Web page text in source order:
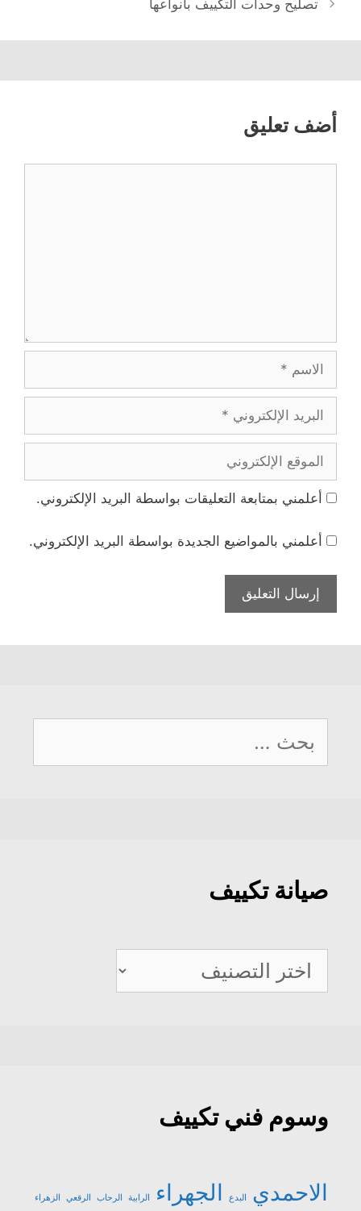
تصليح وحدات التكييف بأنواعها
أضف تعليق
الإلكتروني
الإلكتروني
أعلمني بمتابعة التعليقات بواسطة البريد الإلكتروني.
أعلمني بالمواضيع الجديدة بواسطة البريد الإلكتروني.
عن:
صيانة تكييف
صيانة
تكييف
وسوم فني تكييف
الاحمدي البدع الجهراء الرابية الرحاب الرقعي الزهراء